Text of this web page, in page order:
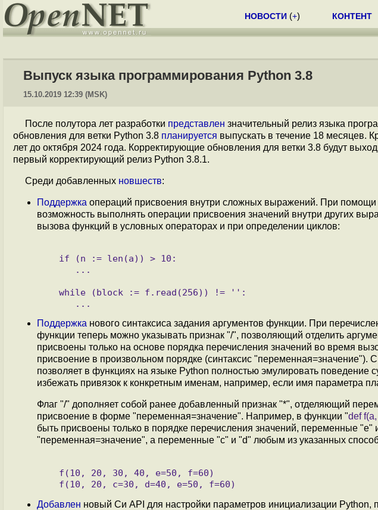
НОВОСТИ (+) КОНТЕНТ
Выпуск языка программирования Python 3.8
15.10.2019 12:39 (MSK)
После полутора лет разработки представлен значительный релиз языка
обновления для ветки Python 3.8 планируется выпускать в течение 18 месяцев.
лет до октября 2024 года. Корректирующие обновления для ветки 3.8 будут
первый корректирующий релиз Python 3.8.1.
Среди добавленных новшеств:
Поддержка операций присвоения внутри сложных выражений. При помощи
возможность выполнять операции присвоения значений внутри других
вызова функций в условных операторах и при определении циклов:
Поддержка нового синтаксиса задания аргументов функции. При
функции теперь можно указывать признак "/", позволяющий отделить
присвоены только на основе порядка перечисления значений во время
присвоение в произвольном порядке (синтаксис "переменная=значение").
позволяет в функциях на языке Python полностью эмулировать
избежать привязок к конкретным именам, например, если имя параметра
Флаг "/" дополняет собой ранее добавленный признак "*", отделяющий
присвоение в форме "переменная=значение". Например, в функции "def
быть присвоены только в порядке перечисления значений, переменные "e"
"переменная=значение", а переменные "c" и "d" любым из указанных
Добавлен новый Си API для настройки параметров инициализации